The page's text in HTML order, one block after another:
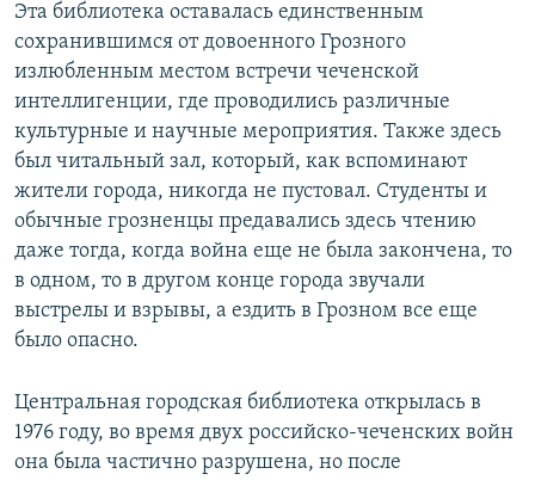
Эта библиотека оставалась единственным
сохранившимся от довоенного Грозного
излюбленным местом встречи чеченской
интеллигенции, где проводились различные
культурные и научные мероприятия. Также здесь
был читальный зал, который, как вспоминают
жители города, никогда не пустовал. Студенты и
обычные грозненцы предавались здесь чтению
даже тогда, когда война еще не была закончена, то
в одном, то в другом конце города звучали
выстрелы и взрывы, а ездить в Грозном все еще
было опасно.
Центральная городская библиотека открылась в
1976 году, во время двух российско-чеченских войн
она была частично разрушена, но после